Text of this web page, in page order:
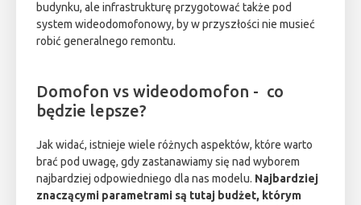
budynku, ale infrastrukturę przygotować także pod
system wideodomofonowy, by w przyszłości nie musieć
robić generalnego remontu.
Domofon vs wideodomofon - co
będzie lepsze?
Jak widać, istnieje wiele różnych aspektów, które warto
brać pod uwagę, gdy zastanawiamy się nad wyborem
najbardziej odpowiedniego dla nas modelu. Najbardziej
znaczącymi parametrami są tutaj budżet, którym